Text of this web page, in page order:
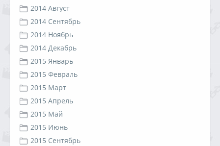
2014 Август
2014 Сентябрь
2014 Ноябрь
2014 Декабрь
2015 Январь
2015 Февраль
2015 Март
2015 Апрель
2015 Май
2015 Июнь
2015 Сентябрь